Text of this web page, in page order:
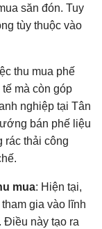
săn đón. Tuy
tùy thuộc vào
thu mua phế
mà còn góp
nghiệp tại Tân
bán phế liệu
rác thải công
mua: Hiện tại,
gia vào lĩnh
Điều này tạo ra